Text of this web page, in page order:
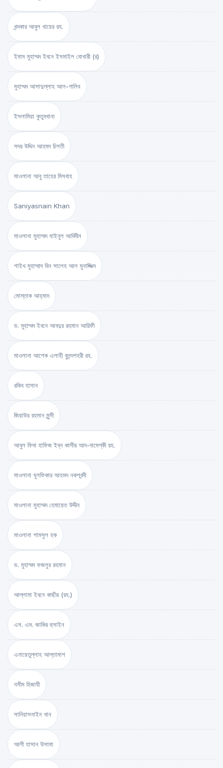
খন্দকার আবুল খায়ের রহ.
ইমাম মুহাম্মদ ইবনে ইসমাইল বোখারী (র)
মুহাম্মদ আসাদুল্লাহ আল-গালিব
ইসলামিয়া কুতুবখানা
সদর উদ্দিন আহমদ চিশতী
মাওলানা আবু তাহের মিসবাহ
Saniyasnain Khan
মাওলানা মুহাম্মদ যাইনুল আবিদীন
শাইখ মুহাম্মাদ বিন সালেহ আল মুনাজ্জিদ
মোস্তাক আহ্‌মাদ
ড. মুহাম্মদ ইবনে আবদুর রহমান আরিফী
মাওলানা আশেক এলাহী বুলন্দশহরী রহ.
রকিব হাসান
জিয়াউর রহমান মুন্সী
আবুল ফিদা হাফিজ ইব্‌ন কাসীর আদ-দামেশ্‌কী রহ.
মাওলানা যুলফিকার আহমদ নকশবন্দী
মাওলানা মুহাম্মদ হেমায়েত উদ্দীন
মাওলানা শামসুল হক
ড. মুহাম্মদ ফজলুর রহমান
আল্লামা ইবনে কাছীর (রহ.)
এস. এম. জাকির হুসাইন
এনায়েতুল্লাহ আল্‌তামাশ
নসীম হিজাযী
সানিয়াসনাইন খান
আলী হাসান উসামা